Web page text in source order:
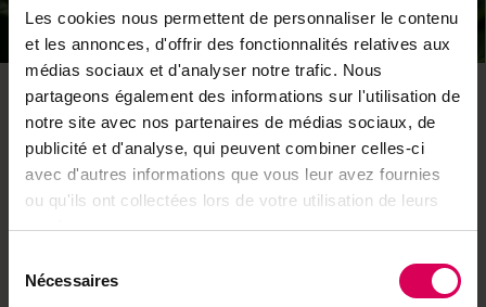
Les cookies nous permettent de personnaliser le contenu
et les annonces, d'offrir des fonctionnalités relatives aux
médias sociaux et d'analyser notre trafic. Nous
partageons également des informations sur l'utilisation de
notre site avec nos partenaires de médias sociaux, de
publicité et d'analyse, qui peuvent combiner celles-ci
avec d'autres informations que vous leur avez fournies
ou qu'ils ont collectées lors de votre utilisation de leurs
services.
Nécessaires
2
Le pois mange-tout
Certaines variétés de pois ont des gousses plates et
peu filandreuses, que l’on peut consommer en entier.
Elles sont particulière­ment prisées pour leur saveur
douce et croquante, se mangent crues comme cuites,
que l’on nomme aussi pois gourmand ne demande pas
beaucoup d’entretien, si ce n’est l’installation de